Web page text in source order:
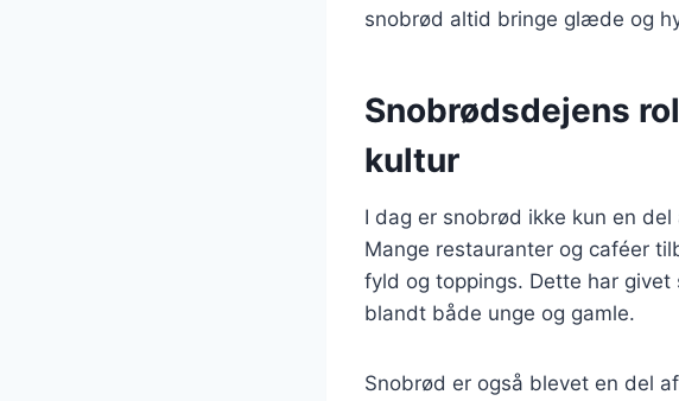
snobrød altid bringe glæde og
Snobrødsdejens
kultur
I dag er snobrød ikke kun en
Mange restauranter og caféer
fyld og toppings. Dette har
blandt både unge og gamle.
Snobrød er også blevet en del